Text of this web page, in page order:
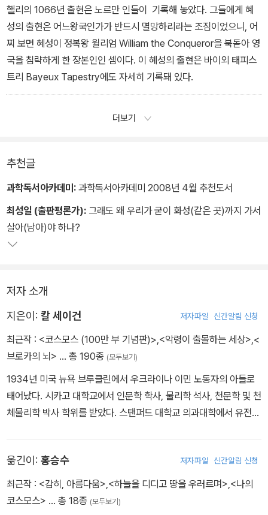
핼리의 1066년 출현은 노르만 인들이 기록해 놓았다. 그들에게 혜
성의 출현은 어느왕국인가가 반드시 멸망하리라는 조짐이었으니, 어
찌 보면 혜성이 정복왕 윌리엄 William the Conqueror을 북돋아 영
국을 침략하게 한 장본인인 셈이다. 이 혜성의 출현은 바이외 태피스
트리 Bayeux Tapestry에도 자세히 기록돼 있다.
더보기
추천글
과학독서아카데미: 과학독서아카데미 2008년 4월 추천도서
최성일 (출판평론가): 그래도 왜 우리가 굳이 화성(같은 곳)까지 가서
살아(남아)야 하나?
저자 소개
지은이: 칼 세이건 저자파일 신간알림 신청
최근작 : <코스모스 (100만 부 기념판)> <악령이 출몰하는 세상> <
브로카의 뇌> … 총 190종 (모두보기)
1934년 미국 뉴욕 브루클린에서 우크라이나 이민 노동자의 아들로
태어났다. 시카고 대학교에서 인문학 학사, 물리학 석사, 천문학 및 천
체물리학 박사 학위를 받았다. 스탠퍼드 대학교 의과대학에서 유전학
아 공과대학의 특별 초빙 연구원, 세계 최대 우주 동호 단체인 행성협
회의 공동 설립자 겸 회장 등을 역임했다. 또한 미국 항공우주국(NA
SA)의 자문 위원으로 매리너, 보이저, 바이킹, 갈릴레오 호 등의 무인
옮긴이: 홍승수 저자파일 신간알림 신청
최근작 : <감히, 아름다움> <하늘을 디디고 땅을 우러르며> <나의
코스모스> … 총 18종 (모두보기)